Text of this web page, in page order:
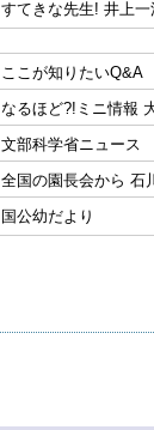
すてきな先生! 井上一
ここが知りたいQ&A
なるほど?!ミニ情報
文部科学省ニュース
全国の園長会から 石
国公幼だより